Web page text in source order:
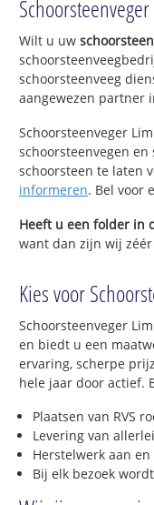
Wilt u uw
schoorsteenveeg
aangewezen partner
Schoorsteenveger
schoorsteenvegen
schoorsteen te laten
informeren. Bel voor
Heeft u een folder in
want dan zijn wij
Kies voor
Schoorsteenveger
en biedt u een
ervaring, scherpe
hele jaar door actief.
Plaatsen van RVS
Levering van
Herstelwerk aan
Bij elk bezoek